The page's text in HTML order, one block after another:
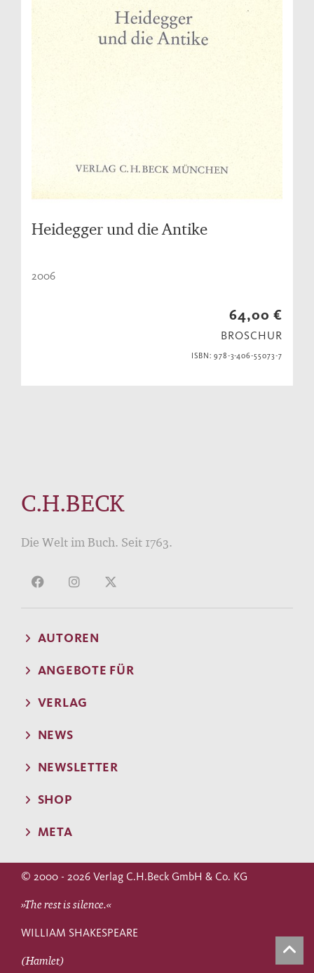
Heidegger und die Antike
2006
64,00 €
BROSCHUR
ISBN: 978-3-406-55073-7
C.H.BECK
Die Welt im Buch. Seit 1763.
AUTOREN
ANGEBOTE FÜR
VERLAG
NEWS
NEWSLETTER
SHOP
META
© 2000 - 2026 Verlag C.H.Beck GmbH & Co. KG
»The rest is silence.«
WILLIAM SHAKESPEARE
(Hamlet)